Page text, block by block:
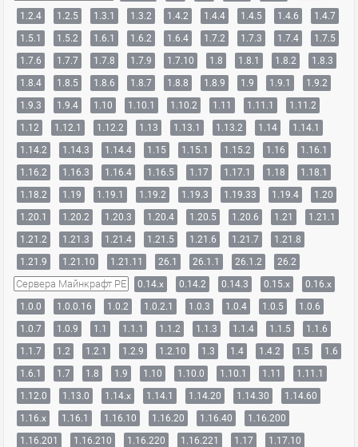
1.2.4
1.2.5 1.3.1 1.3.2 1.4.2 1.4.4 1.4.5 1.4.6
1.4.7
1.5.1
1.5.2 1.6.1 1.6.2 1.6.4 1.7.2 1.7.3 1.7.4
1.7.5
1.7.6
1.7.7 1.7.8 1.7.9 1.7.10 1.8 1.8.1 1.8.2
1.8.3
1.8.4
1.8.5 1.8.6 1.8.7 1.8.8 1.8.9 1.9 1.9.1
1.9.2
1.9.3
1.9.4 1.10 1.10.1 1.10.2 1.11 1.11.1
1.11.2
1.12
1.12.1 1.12.2 1.13 1.13.1 1.13.2 1.14
1.14.1
1.14.2
1.14.3 1.14.4 1.15 1.15.1 1.15.2 1.16
1.16.1
1.16.2
1.16.3 1.16.4 1.16.5 1.17 1.17.1 1.18
1.18.1
1.18.2
1.19 1.19.1 1.19.2 1.19.3 1.19.33 1.19.4
1.20
1.20.1
1.20.2 1.20.3 1.20.4 1.20.5 1.20.6 1.21
1.21.1
1.21.2
1.21.3 1.21.4 1.21.5 1.21.6 1.21.7
1.21.8
1.21.9
1.21.10 1.21.11 26.1 26.1.1 26.1.2 26.2
Сервера Майнкрафт PE 0.14.x 0.14.2 0.14.3 0.15.x
0.16.x
1.0.0
1.0.0.16 1.0.2 1.0.2.1 1.0.3 1.0.4 1.0.5
1.0.6
1.0.7
1.0.9 1.1 1.1.1 1.1.2 1.1.3 1.1.4 1.1.5
1.1.6
1.1.7
1.2 1.2.1 1.2.9 1.2.10 1.3 1.4 1.4.2 1.5
1.6
1.6.1
1.7 1.8 1.9 1.10 1.10.0 1.10.1 1.11
1.11.1
1.12.0
1.13.0 1.14.x 1.14.1 1.14.20 1.14.30
1.14.60
1.16.x
1.16.1 1.16.10 1.16.20 1.16.40
1.16.200
1.16.201
1.16.210 1.16.220 1.16.221 1.17
1.17.10